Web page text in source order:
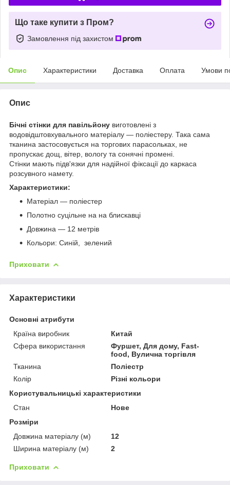
Що таке купити з Пром?
Замовлення під захистом
Опис Характеристики Доставка Оплата Умови
Опис
Бічні стінки для павільйону виготовлені з
водовідштовхувального матеріалу — поліестеру. Така сама
тканина застосовується на торгових парасольках, не
пропускає дощ, вітер, вологу та сонячні промені.
Стінки мають підв'язки для надійної фіксації до каркаса
розсувного намету.
Характеристики:
Матеріал — поліестер
Полотно суцільне на на блискавці
Довжина — 12 метрів
Кольори: Синій, зелений
Приховати
Характеристики
Основні атрибути
Країна виробник
Китай
Сфера використання
Фуршет, Для дому, Fast-
food, Вулична торгівля
Тканина
Поліестр
Колір
Різні кольори
Користувальницькі характеристики
Стан
Нове
Розміри
Довжина матеріалу (м)
12
Ширина матеріалу (м)
2
Приховати